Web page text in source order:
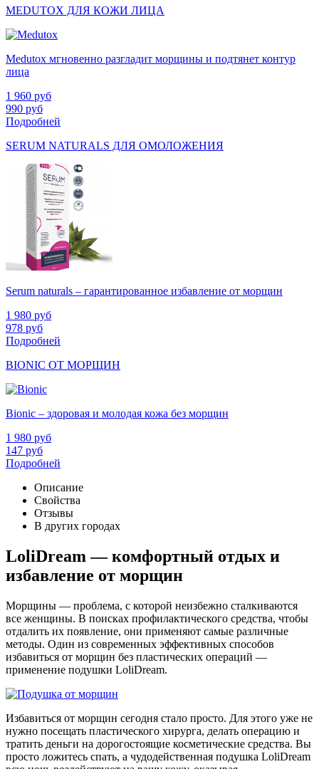
MEDUTOX ДЛЯ КОЖИ ЛИЦА
Medutox мгновенно разгладит морщины и подтянет контур
лица
1 960 руб
990 руб
Подробней
SERUM NATURALS ДЛЯ ОМОЛОЖЕНИЯ
Serum naturals – гарантированное избавление от морщин
1 980 руб
978 руб
Подробней
BIONIC ОТ МОРЩИН
Bionic – здоровая и молодая кожа без морщин
1 980 руб
147 руб
Подробней
Описание
Свойства
Отзывы
В других городах
LoliDream — комфортный отдых и
избавление от морщин
Морщины — проблема, с которой неизбежно сталкиваются
все женщины. В поисках профилактического средства, чтобы
отдалить их появление, они применяют самые различные
методы. Один из современных эффективных способов
избавиться от морщин без пластических операций —
применение подушки LoliDream.
Избавиться от морщин сегодня стало просто. Для этого уже не
нужно посещать пластического хирурга, делать операцию и
тратить деньги на дорогостоящие косметические средства. Вы
просто ложитесь спать, а чудодейственная подушка LoliDream